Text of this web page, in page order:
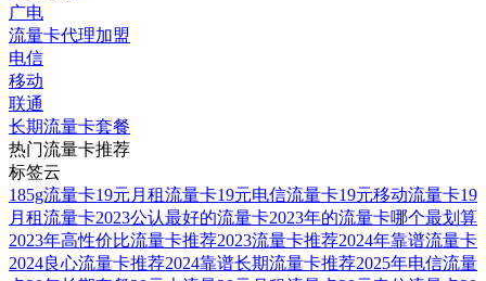
广电
流量卡代理加盟
电信
移动
联通
长期流量卡套餐
热门流量卡推荐
标签云
185g流量卡19元月租流量卡19元电信流量卡19元移动流量卡19
月租流量卡2023公认最好的流量卡2023年的流量卡哪个最划算
2023年高性价比流量卡推荐2023流量卡推荐2024年靠谱流量卡
2024良心流量卡推荐2024靠谱长期流量卡推荐2025年电信流量